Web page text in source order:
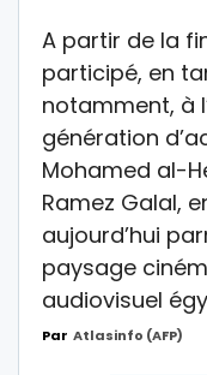
A partir de la
participé, en
notamment, à
génération
Mohamed al-
Ramez Galal,
aujourd’hui
paysage
audiovisuel
Par Atlasinfo (AFP)